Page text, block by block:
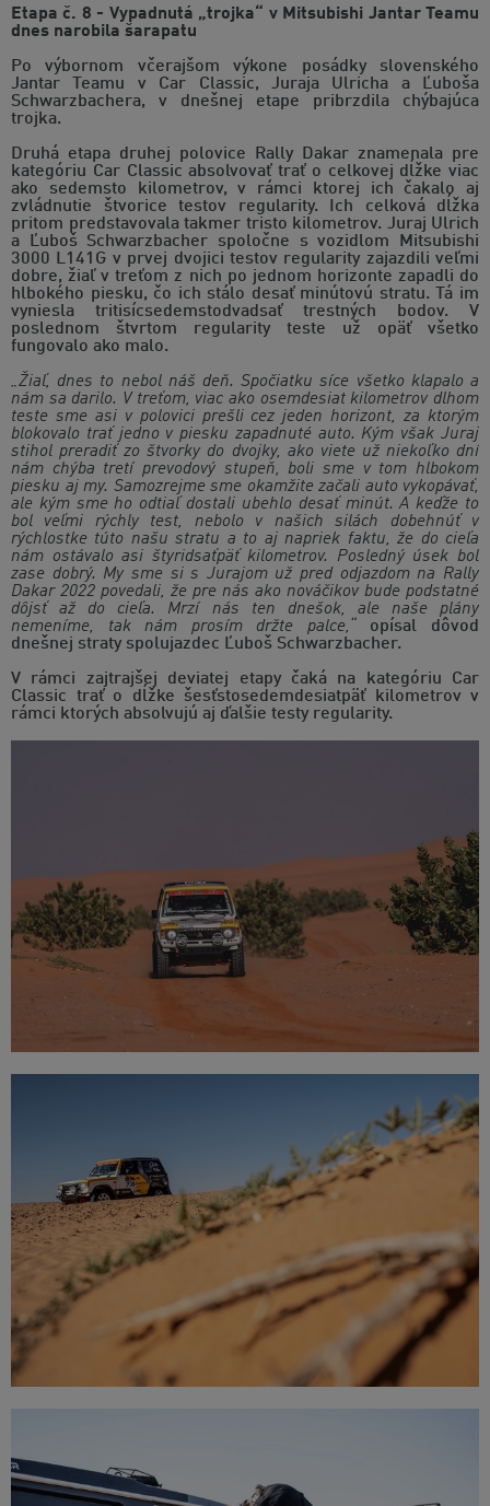
Etapa č. 8 - Vypadnutá „trojka“ v Mitsubishi Jantar Teamu
dnes narobila šarapatu
Po výbornom včerajšom výkone posádky slovenského
Jantar Teamu v Car Classic, Juraja Ulricha a Ľuboša
Schwarzbachera, v dnešnej etape pribrzdila chýbajúca
trojka.
Druhá etapa druhej polovice Rally Dakar znamenala pre
kategóriu Car Classic absolvovať trať o celkovej dĺžke viac
ako sedemsto kilometrov, v rámci ktorej ich čakalo aj
zvládnutie štvorice testov regularity. Ich celková dĺžka
pritom predstavovala takmer tristo kilometrov. Juraj Ulrich
a Ľuboš Schwarzbacher spoločne s vozidlom Mitsubishi
3000 L141G v prvej dvojici testov regularity zajazdili veľmi
dobre, žiaľ v treťom z nich po jednom horizonte zapadli do
hlbokého piesku, čo ich stálo desať minútovú stratu. Tá im
vyniesla tritisícsedemstodvadsať trestných bodov. V
poslednom štvrtom regularity teste už opäť všetko
fungovalo ako malo.
„Žiaľ, dnes to nebol náš deň. Spočiatku síce všetko klapalo a
nám sa darilo. V treťom, viac ako osemdesiat kilometrov dlhom
teste sme asi v polovici prešli cez jeden horizont, za ktorým
blokovalo trať jedno v piesku zapadnuté auto. Kým však Juraj
stihol preradiť zo štvorky do dvojky, ako viete už niekoľko dní
nám chýba tretí prevodový stupeň, boli sme v tom hlbokom
piesku aj my. Samozrejme sme okamžite začali auto vykopávať,
ale kým sme ho odtiaľ dostali ubehlo desať minút. A keďže to
bol veľmi rýchly test, nebolo v našich silách dobehnúť v
rýchlostke túto našu stratu a to aj napriek faktu, že do cieľa
nám ostávalo asi štyridsaťpäť kilometrov. Posledný úsek bol
zase dobrý. My sme si s Jurajom už pred odjazdom na Rally
Dakar 2022 povedali, že pre nás ako nováčikov bude podstatné
dôjsť až do cieľa. Mrzí nás ten dnešok, ale naše plány
nemeníme, tak nám prosím držte palce,“opísal dôvod
dnešnej straty spolujazdec Ľuboš Schwarzbacher.
V rámci zajtrajšej deviatej etapy čaká na kategóriu Car
Classic trať o dĺžke šesťstosedemdesiatpäť kilometrov v
rámci ktorých absolvujú aj ďalšie testy regularity.